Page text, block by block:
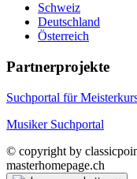
Schweiz
Deutschland
Österreich
Partnerprojekte
Suchportal für
Musiker Suchportal
© copyright by
masterhomepage.ch